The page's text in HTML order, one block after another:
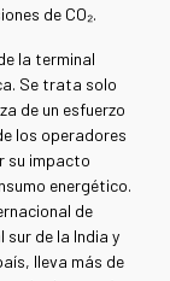
de CO₂.
la terminal
Se trata solo
de un esfuerzo
los operadores
su impacto
energético.
de
sur de la India y
lleva más de